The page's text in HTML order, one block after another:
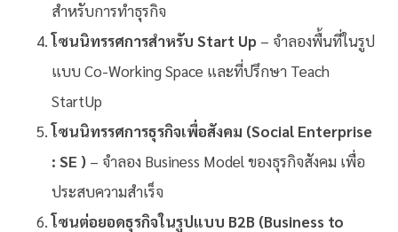
สำหรับการทำธุรกิจ
โซนนิทรรศการสำหรับ Start Up – จำลองพื้นที่ในรูป
แบบ Co-Working Space และที่ปรึกษา Teach
StartUp
โซนนิทรรศการธุรกิจเพื่อสังคม (Social Enterprise
: SE ) – จำลอง Business Model ของธุรกิจสังคม เพื่อ
ประสบความสำเร็จ
โซนต่อยอดธุรกิจในรูปแบบ B2B (Business to